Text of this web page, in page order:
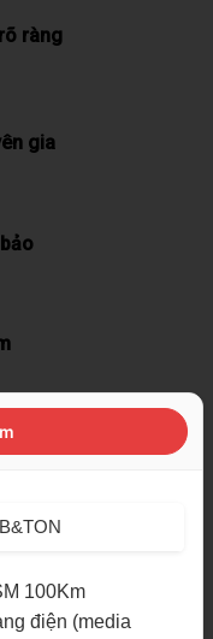
ràng
gia
B&TON
100Km
điện (media